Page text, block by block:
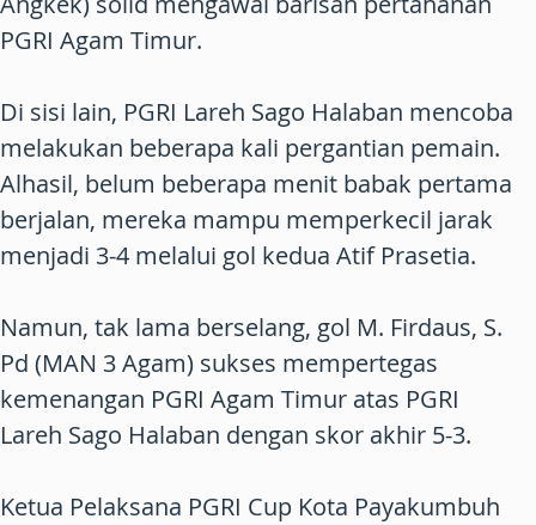
PGRI Agam Timur.
Di sisi lain, PGRI Lareh Sago Halaban mencoba
melakukan beberapa kali pergantian pemain.
Alhasil, belum beberapa menit babak pertama
berjalan, mereka mampu memperkecil jarak
menjadi 3-4 melalui gol kedua Atif Prasetia.
Namun, tak lama berselang, gol M. Firdaus, S.
Pd (MAN 3 Agam) sukses mempertegas
kemenangan PGRI Agam Timur atas PGRI
Lareh Sago Halaban dengan skor akhir 5-3.
Ketua Pelaksana PGRI Cup Kota Payakumbuh